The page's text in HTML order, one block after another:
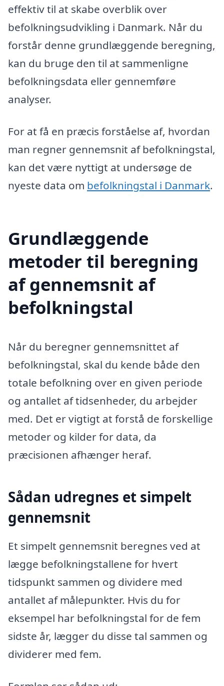
effektiv til at skabe overblik over
befolkningsudvikling i Danmark. Når du
forstår denne grundlæggende beregning,
kan du bruge den til at sammenligne
befolkningsdata eller gennemføre
analyser.
For at få en præcis forståelse af, hvordan
man regner gennemsnit af befolkningstal,
kan det være nyttigt at undersøge de
nyeste data om befolkningstal i Danmark.
Grundlæggende
metoder til beregning
af gennemsnit af
befolkningstal
Når du beregner gennemsnittet af
befolkningstal, skal du kende både den
totale befolkning over en given periode
og antallet af tidsenheder, du arbejder
med. Det er vigtigt at forstå de forskellige
metoder og kilder for data, da
præcisionen afhænger heraf.
Sådan udregnes et simpelt
gennemsnit
Et simpelt gennemsnit beregnes ved at
lægge befolkningstallene for hvert
tidspunkt sammen og dividere med
antallet af målepunkter. Hvis du for
eksempel har befolkningstal for de fem
sidste år, lægger du disse tal sammen og
dividerer med fem.